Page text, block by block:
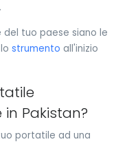
del tuo paese siano le
strumento all'inizio
Pakistan?
portatile ad una